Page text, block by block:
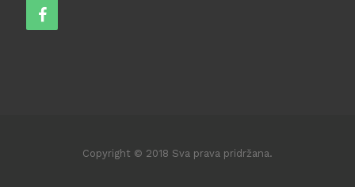
Copyright © 2018 Sva prava pridržana.